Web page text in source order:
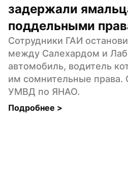
задержали
поддельными
Сотрудники ГАИ
между Салехардом и
автомобиль, водитель
им сомнительные
УМВД по ЯНАО.
Подробнее >